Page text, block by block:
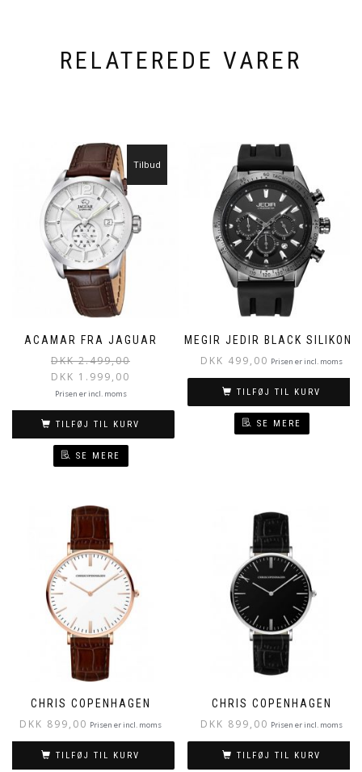
RELATEREDE VARER
ACAMAR FRA JAGUAR
Tilbud
DKK2.499,00
DKK 1.999,00
Prisen er incl. moms
TILFØJ TIL KURV
SE MERE
MEGIR JEDIR BLACK SILIKONE
DKK 499,00 Prisen er incl. moms
TILFØJ TIL KURV
SE MERE
CHRIS COPENHAGEN
DKK 899,00 Prisen er incl. moms
TILFØJ TIL KURV
CHRIS COPENHAGEN
DKK 899,00 Prisen er incl. moms
TILFØJ TIL KURV